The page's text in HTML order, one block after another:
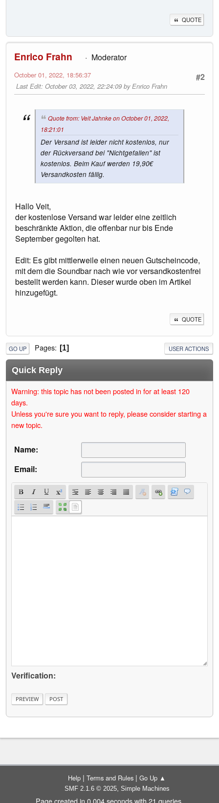
QUOTE
Enrico Frahn
Moderator
#2
October 01, 2022, 18:56:37
Last Edit: October 03, 2022, 22:24:09 by Enrico Frahn
Quote from: Veit Jahnke on October 01, 2022,
18:21:01
Der Versand ist leider nicht kostenlos, nur
der Rückversand bei "Nichtgefallen" ist
kostenlos. Beim Kauf werden 19,90€
Versandkosten fällig.
Hallo Veit,
der kostenlose Versand war leider eine zeitlich
beschränkte Aktion, die offenbar nur bis Ende
September gegolten hat.
Edit: Es gibt mittlerweile einen neuen Gutscheincode,
mit dem die Soundbar nach wie vor versandkostenfrei
bestellt werden kann. Dieser wurde oben im Artikel
hinzugefügt.
QUOTE
GO UP Pages 1 USER ACTIONS
Quick Reply
Warning: this topic has not been posted in for at least 120
days.
Unless you're sure you want to reply, please consider starting a
new topic.
Name:
Email:
Verification:
Help | Terms and Rules | Go Up ▲
SMF 2.1.6 © 2025, Simple Machines
Page created in 0.004 seconds with 21 queries.